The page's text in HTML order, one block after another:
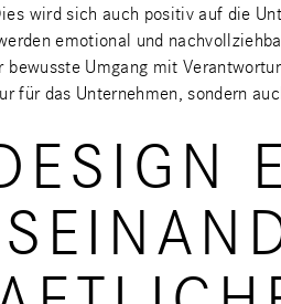
wird sich auch positiv auf die
emotional und
Umgang mit
das Unternehmen, sondern